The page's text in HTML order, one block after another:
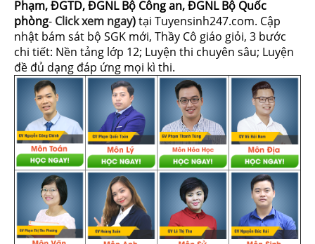
Phạm, ĐGTD, ĐGNL Bộ Công an, ĐGNL Bộ Quốc
phòng- Click xem ngay)tại Tuyensinh247.com. Cập
nhật bám sát bộ SGK mới, Thầy Cô giáo giỏi, 3 bước
chi tiết: Nền tảng lớp 12; Luyện thi chuyên sâu; Luyện
đề đủ dạng đáp ứng mọi kì thi.